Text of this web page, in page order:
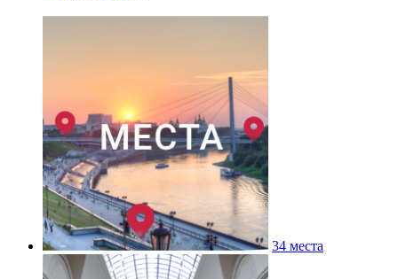
34 места